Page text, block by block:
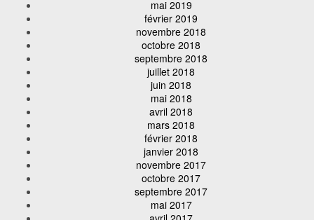
mai 2019
février 2019
novembre 2018
octobre 2018
septembre 2018
juillet 2018
juin 2018
mai 2018
avril 2018
mars 2018
février 2018
janvier 2018
novembre 2017
octobre 2017
septembre 2017
mai 2017